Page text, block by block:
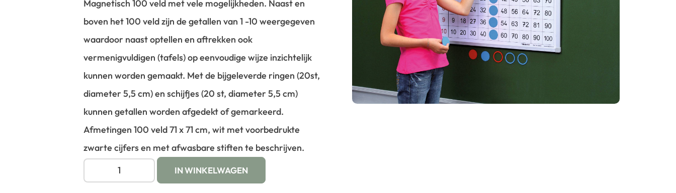
Magnetisch 100 veld met vele mogelijkheden. Naast en
boven het 100 veld zijn de getallen van 1 -10 weergegeven
waardoor naast optellen en aftrekken ook
vermenigvuldigen (tafels) op eenvoudige wijze inzichtelijk
kunnen worden gemaakt. Met de bijgeleverde ringen (20st,
diameter 5,5 cm) en schijfjes (20 st, diameter 5,5 cm)
kunnen getallen worden afgedekt of gemarkeerd.
Afmetingen 100 veld 71 x 71 cm, wit met voorbedrukte
zwarte cijfers en met afwasbare stiften te beschrijven.
IN WINKELWAGEN